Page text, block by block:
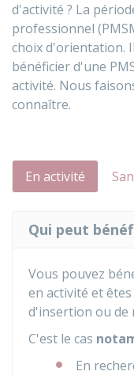
d'activité ? La
professionnel
choix d'orientation.
bénéficier d'une
activité. Nous
connaître.
En activité
Qui peut
Vous pouvez
en activité et
d'insertion ou de
C'est le cas
En